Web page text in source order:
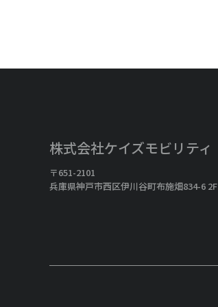
株式会社ケイズモビリティ
〒651-2101
兵庫県神戸市西区伊川谷町布施畑834-6 2F